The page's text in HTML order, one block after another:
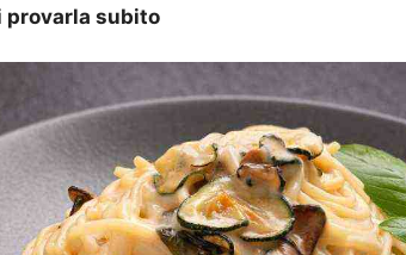
provarla subito